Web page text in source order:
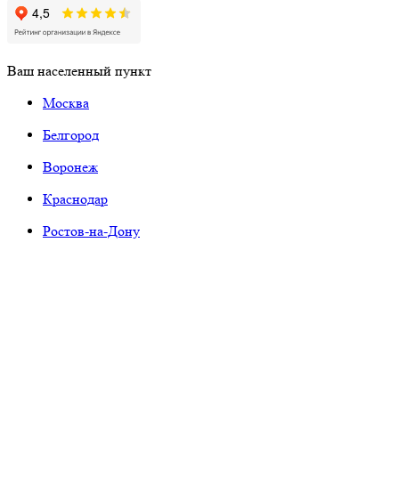
Ваш населенный пункт
Москва
Белгород
Воронеж
Краснодар
Ростов-на-Дону